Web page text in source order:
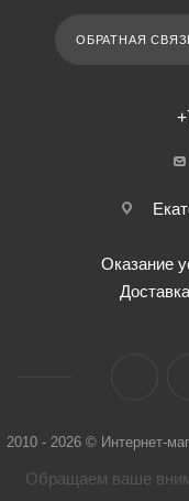
ОБРАТНАЯ
Оказание
2010 - 2026 © Интернет-
Обращаем ваше